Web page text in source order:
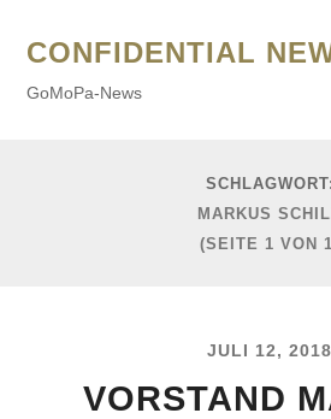
CONFIDENTIAL
GoMoPa-News
SCHLAGWORT:
MARKUS
(SEITE 1 VON
JULI 12, 2018
VORSTAND